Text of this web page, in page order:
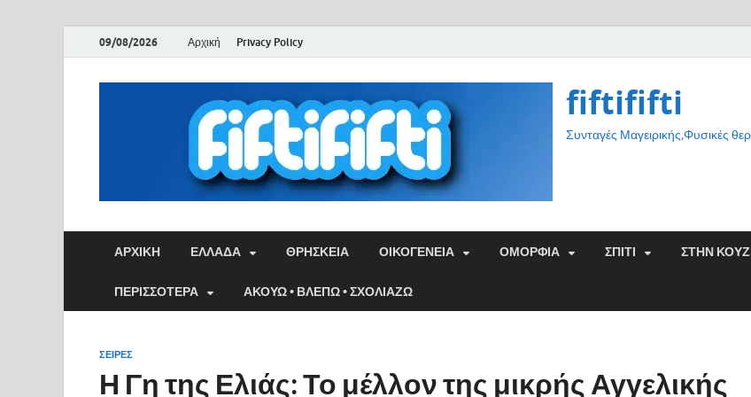
09/08/2026 Αρχική Privacy Policy
fiftififti
Συνταγές Μαγειρικής,Φυσικές
ΑΡΧΙΚΉ ΕΛΛΑΔΑ ΘΡΗΣΚΕΙΑ ΟΙΚΟΓΕΝΕΙΑ ΟΜΟΡΦΙΑ ΣΠΙΤΙ ΣΤΗΝ
ΠΕΡΙΣΣΟΤΕΡΑ ΑΚΟΥΩ • ΒΛΕΠΩ • ΣΧΟΛΙΑΖΩ
ΣΕΙΡΈΣ
Η Γη της Ελιάς: Το μέλλον της μικρής Αγγελικής